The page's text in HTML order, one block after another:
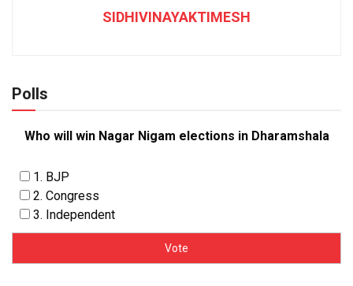
SIDHIVINAYAKTIMESH
Polls
Who will win Nagar Nigam elections in Dharamshala
1. BJP
2. Congress
3. Independent